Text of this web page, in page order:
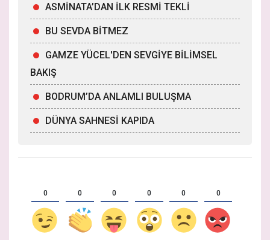
ASMİNATA’DAN İLK RESMİ TEKLİ
BU SEVDA BİTMEZ
GAMZE YÜCEL'DEN SEVGİYE BİLİMSEL
BAKIŞ
BODRUM’DA ANLAMLI BULUŞMA
DÜNYA SAHNESİ KAPIDA
0 0 0 0 0 0